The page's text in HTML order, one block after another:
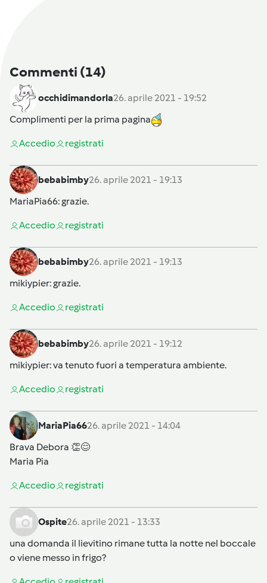
Commenti (14)
occhidimandorla26. aprile 2021 - 19:52
Complimenti per la prima pagina
Accedio registrati
bebabimby26. aprile 2021 - 19:13
MariaPia66: grazie.
Accedio registrati
bebabimby26. aprile 2021 - 19:13
mikiypier: grazie.
Accedio registrati
bebabimby26. aprile 2021 - 19:12
mikiypier: va tenuto fuori a temperatura ambiente.
Accedio registrati
MariaPia6626. aprile 2021 - 14:04
Brava Debora 👏😊
Maria Pia
Accedio registrati
Ospite26. aprile 2021 - 13:33
una domanda il lievitino rimane tutta la notte nel boccale
o viene messo in frigo?